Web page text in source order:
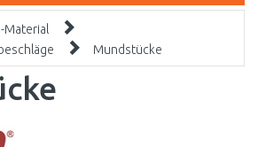
Mundstücke